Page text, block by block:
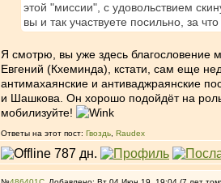
этой "миссии", с удовольствием
вы и так участвуете посильно, за
Я смотрю, вы уже здесь благословение
Евгений (Кхеминда), кстати, сам еще
антимахаянские и антиваджраянские
и Шашкова. Он хорошо подойдёт на
мобилизуйте!
Ответы на этот пост: Гвоздь Raudex